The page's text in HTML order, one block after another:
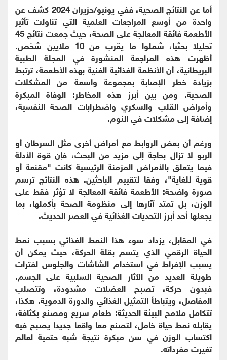
أما عن النتائج الصحية، ففي يونيو/حزيران 2024 كشف عن
واحدة من أوسع المراجعات العلمية التي تناولت تأثير
الأطعمة فائقة المعالجة على الصحة، حيث جمعت نتائج 45
تحليلا بحثيا، شملوا ما يقرب من 10 ملايين شخص.
أظهرت هذه المراجعة المنشورة في المجلة الطبية
البريطانية، أن الأنظمة الغذائية الغنية بهذه الأطعمة، ترتبط
بزيادة خطر الإصابة بمجموعة واسعة من المشكلات
الصحية. ومن بين أبرز هذه المخاطر: الوفاة المبكرة
وأمراض القلب والسكري واضطرابات الصحة النفسية،
إضافة إلى مشكلات في النوم.
ورغم أن بعض الروابط مع أمراض أخرى مثل السرطان أو
الربو لا تزال بحاجة إلى مزيد من البحث، فإن قوة الأدلة
فيما يتعلق بالأمراض المزمنة الرئيسية كانت "مقنعة أو
قوية للغاية"، وفقا لتقييم الباحثين. هذه النتائج ترسم
صورة واضحة: الأطعمة فائقة المعالجة لا تؤثر فقط على
الوزن، بل تمتد آثارها إلى منظومة الصحة بأكملها، بما
يجعلها أحد أبرز التحديات الغذائية في العصر الحديث.
في المقابل، يزداد سوء هذا النمط الغذائي بسبب نمط
الحياة الرقمي الذي يتسم بقلة الحركة، حيث يمكن أن
يسبب الإفراط في استخدام الشاشات والجلوس لفترات
طويلة العديد من الآثار الصحية السلبية على الجسم.
فبدون حركة، تصبح العضلات مشدودة، وتتصلب
المفاصل، ويتباطأ التمثيل الغذائي والدورة الدموية. هكذا،
تتكامل ملامح البيئة الحديثة: طعام سريع ومصنع بكثافة،
يقابله نمط حياة خامل، لتصنع معا واقعا جديدا يصبح فيه
اكتساب الوزن في سن مبكرة نتيجة شبه حتمية لعالم
تغيرت مفرداته.